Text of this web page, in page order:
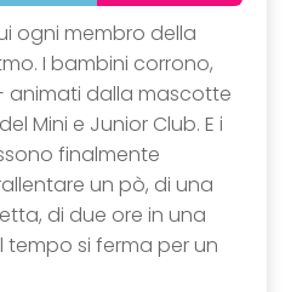
ogni membro della
I bambini corrono,
dalla mascotte
Mini e Junior Club. E i
finalmente
un pò, di una
di due ore in una
si ferma per un